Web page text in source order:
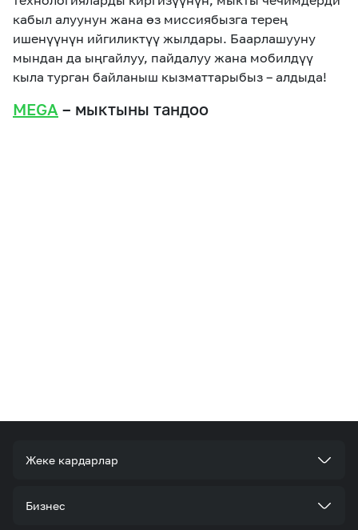
кабыл алуунун жана өз миссиябызга терең
ишенүүнүн ийгиликтүү жылдары. Баарлашууну
мындан да ыңгайлуу, пайдалуу жана мобилдүү
кыла турган байланыш кызматтарыбыз – алдыда!
MEGA – мыктыны тандоо
Жеке кардарлар
Тарифтер
Бизнес